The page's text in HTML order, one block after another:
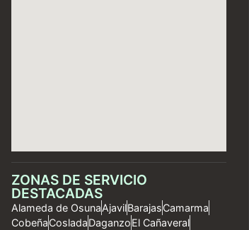
ZONAS DE SERVICIO
DESTACADAS
Alameda de OsunaAjavilBarajasCamarma
CobeñaCosladaDaganzoEl Cañaveral